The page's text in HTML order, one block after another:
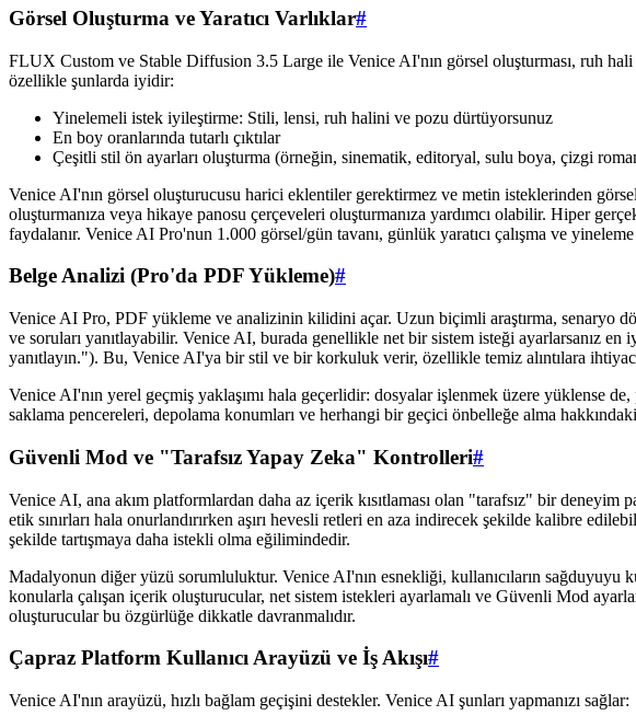
Görsel Oluşturma ve Yaratıcı Varlıklar#
FLUX Custom ve Stable Diffusion 3.5 Large ile Venice AI'nın görsel oluşturması, ruh hali
özellikle şunlarda iyidir:
Yinelemeli istek iyileştirme: Stili, lensi, ruh halini ve pozu dürtüyorsunuz
En boy oranlarında tutarlı çıktılar
Çeşitli stil ön ayarları oluşturma (örneğin, sinematik, editoryal, sulu boya, çizgi
Venice AI'nın görsel oluşturucusu harici eklentiler gerektirmez ve metin isteklerinden
oluşturmanıza veya hikaye panosu çerçeveleri oluşturmanıza yardımcı olabilir. Hiper
faydalanır. Venice AI Pro'nun 1.000 görsel/gün tavanı, günlük yaratıcı çalışma ve
Belge Analizi (Pro'da PDF Yükleme)#
Venice AI Pro, PDF yükleme ve analizinin kilidini açar. Uzun biçimli araştırma, senaryo
ve soruları yanıtlayabilir. Venice AI, burada genellikle net bir sistem isteği ayarlarsanız
yanıtlayın."). Bu, Venice AI'ya bir stil ve bir korkuluk verir, özellikle temiz alıntılara
Venice AI'nın yerel geçmiş yaklaşımı hala geçerlidir: dosyalar işlenmek üzere yüklense
saklama pencereleri, depolama konumları ve herhangi bir geçici önbelleğe alma
Güvenli Mod ve "Tarafsız Yapay Zeka" Kontrolleri#
Venice AI, ana akım platformlardan daha az içerik kısıtlaması olan "tarafsız" bir
etik sınırları hala onurlandırırken aşırı hevesli retleri en aza indirecek şekilde kalibre
şekilde tartışmaya daha istekli olma eğilimindedir.
Madalyonun diğer yüzü sorumluluktur. Venice AI'nın esnekliği, kullanıcıların sağduyuyu
konularla çalışan içerik oluşturucular, net sistem istekleri ayarlamalı ve Güvenli Mod
oluşturucular bu özgürlüğe dikkatle davranmalıdır.
Çapraz Platform Kullanıcı Arayüzü ve İş Akışı#
Venice AI'nın arayüzü, hızlı bağlam geçişini destekler. Venice AI şunları yapmanızı sağlar: